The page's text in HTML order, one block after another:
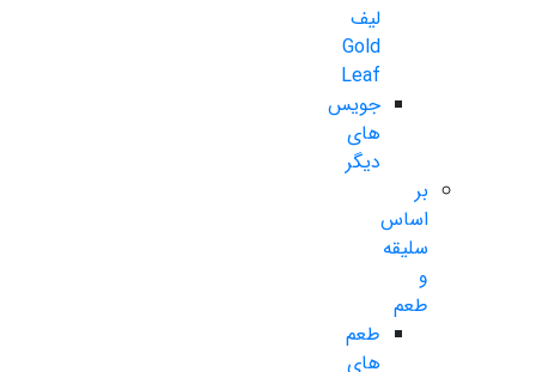
لیف
Gold
Leaf
جویس
های
دیگر
بر
اساس
سلیقه
و
طعم
طعم
های